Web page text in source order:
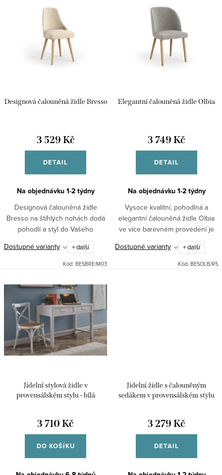
u
Nejprodávanější
Abecedně
o
Designová čalouněná židle Bresso
3 529 Kč
DETAIL
Na objednávku 1-2 týdny
Designová čalouněná židle
Bresso na štíhlých nohách dodá
pohodlí a styl do Vašeho
interiéru.
Dostupné varianty + další
Kód: BESBRE/M03
Elegantní čalouněná židle Olbia
3 749 Kč
DETAIL
Na objednávku 1-2 týdny
Vysoce kvalitní, pohodlná a
elegantní čalouněná židle Olbia
ve více barevném provedení je
pohodlí a styl pro váš interiér
Dostupné varianty + další
Kód: BESOLB/R5
Jídelní stylová židle v
provensálském stylu - bílá
3 710 Kč
DO KOŠÍKU
Jídelní židle s čalouněným
sedákem v provensálském stylu
3 279 Kč
DETAIL